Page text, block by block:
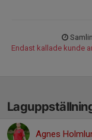
Endast kallade kunde
Agnes